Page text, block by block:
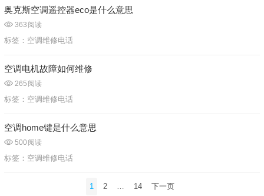
奥克斯空调遥控器eco是什么意思
363 阅读
标签： 空调维修电话
空调电机故障如何维修
265 阅读
标签： 空调维修电话
空调home键是什么意思
500 阅读
标签： 空调维修电话
1 2 14 下一页